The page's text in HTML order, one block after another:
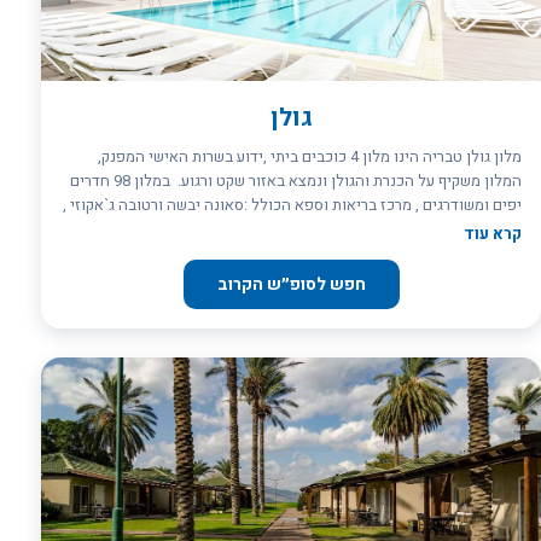
מפילינג ועיסויים שונים, דרך רפלקסולוגיה, שיאצו ואירוודה ועד לשיטות
אבחון אלטרנטיביות כשטיפה אנרגטית וביורגונומי. שירותי הספא מספקים
את ההשלמה, שאולי נדרשת לכם, כדי להשיג את החופשה המושלמת,
ברגיעת הנפש והגוף, שלאחריה תוכלו לשוב לשגרה חדשים, רעננים ומלאי
גולן
מלון גולן טבריה הינו מלון 4 כוכבים ביתי ,ידוע בשרות האישי המפנק,
המלון משקיף על הכנרת והגולן ונמצא באזור שקט ורגוע. במלון 98 חדרים
יפים ומשודרגים , מרכז בריאות וספא הכולל :סאונה יבשה ורטובה ג`אקוזי ,
חדר כושר, מרפסות שיזוף וחדרי טיפולים , בריכת שחיה הפועלת בעונה ,
בריכה מחודשת, כולל בריכת ילדים.
קרא עוד
חפש לסופ״ש הקרוב